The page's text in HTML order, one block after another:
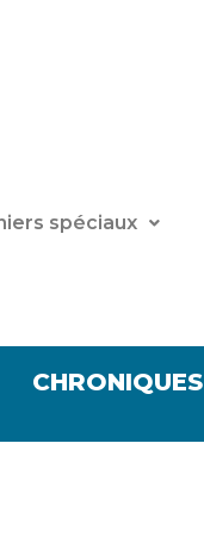
spéciaux
CHRONIQUES